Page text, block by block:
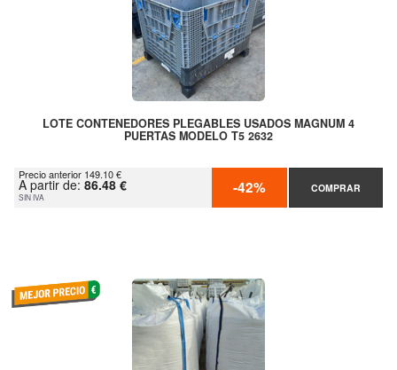
LOTE CONTENEDORES PLEGABLES USADOS MAGNUM 4
PUERTAS MODELO T5 2632
Precio anterior 149.10 €
A partir de: 86.48 €
SIN IVA -42% COMPRAR